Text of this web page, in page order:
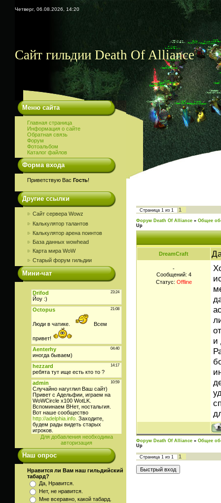
Четверг, 06.08.2026, 14:20
Сайт гильдии Death Of Alliance
Меню сайта
Главная страница
Информация о сайте
Обратная связь
Форум
Фотоальбом
Каталог файлов
Форма входа
Приветствую Вас Гость!
Другие ссылки
Сайт сервера Wowz
Калькулятор талантов
Калькулятор арена поинтов
База данных wowhead
Карта мира WoW
Старый форум гильдии
Мини-чат
Для добавления необходима
авторизация
Наш опрос
Нравится ли Вам наш гильдийский
табард?
Да, Нравится.
Нет, не нравится.
Мне всеравно, какой табард.
Страница 1 из 1 1
Форум Death Of Alliance » Общее
Up
DreamCraft
-
Сообщений: 4
Статус: Offline
и
Форум Death Of Alliance » Общее
Up
Страница 1 из 1 1